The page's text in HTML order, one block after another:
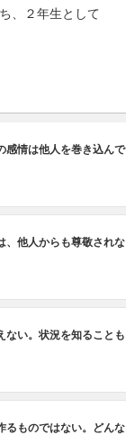
、２年生として
感情は他人を巻き込んで
、他人からも尊敬されな
ない。状況を知ることも
るものではない。どんな